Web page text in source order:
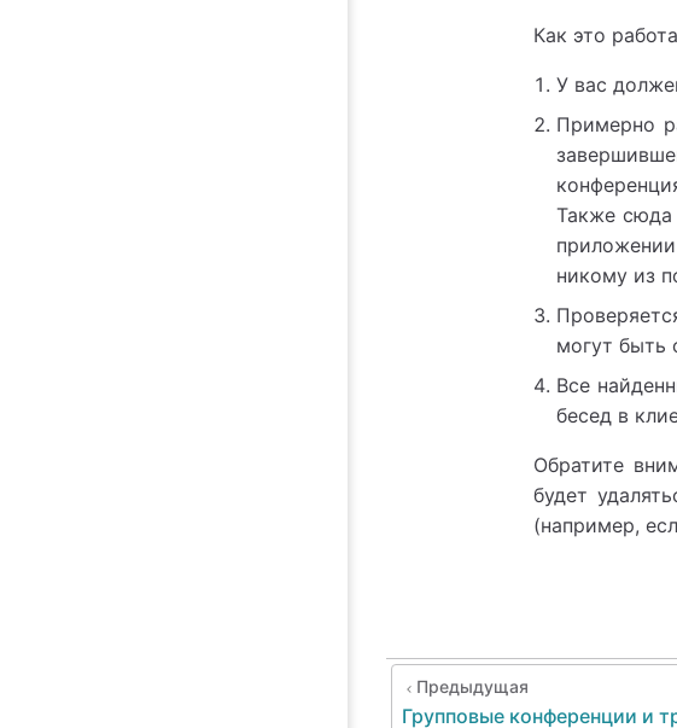
Как это
У вас
Примерно
Также сюда
приложении
никому из
могут быть
Все
бесед в
Обратите
будет
(например,
Предыдущая
Групповые конференции и